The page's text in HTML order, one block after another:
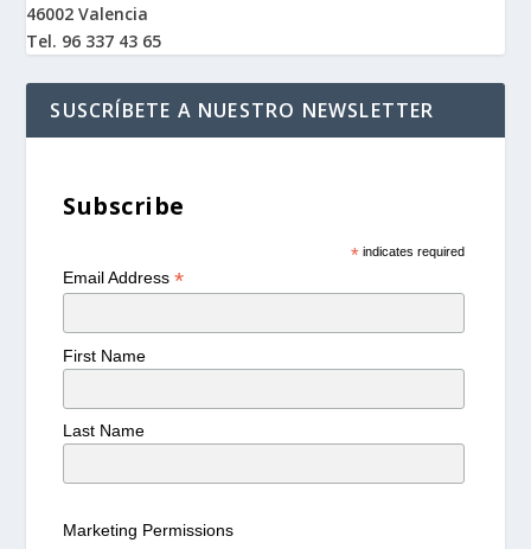
46002 Valencia
Tel. 96 337 43 65
SUSCRÍBETE A NUESTRO NEWSLETTER
Subscribe
*indicates required
Email Address*
First Name
Last Name
Marketing Permissions